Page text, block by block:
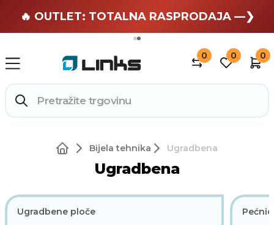
🏄 Zaslužuješ odmor —❯
🔥 OUTLET: TOTALNA RASPRODAJA —❯
0 0 0
Bijela tehnika Ugradbena
Ugradbena
Ugradbene ploče